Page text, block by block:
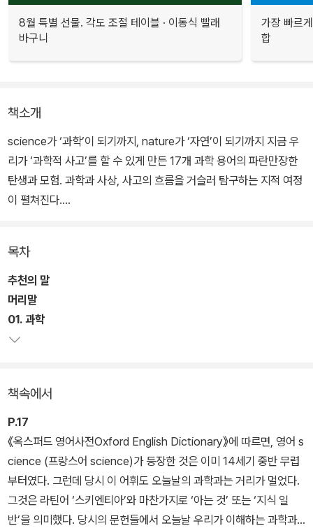
8월 특별 선물. 각도 조절 테이블 · 이동식 빨래
바구니
가장 빠르
합
책소개
science가 ‘과학’이 되기까지, nature가 ‘자연’이 되기까지 지금 우
리가 ‘과학적 사고’를 할 수 있게 만든 17개 과학 용어의 파란만장한
탄생과 모험. 과학과 사상, 사고의 흐름을 거슬러 탐구하는 지적 여정
이 펼쳐진다.
기원을 탐구한다. 우리가 ‘물려받은’ 사유의 틀이 어떻게 만들어지고
전파되었는지, 그 어휘가 우리의 사고 체계와 세계관을 형성하는 데
어떤 영향을 미쳤는지 추적한다. 우리는 부족한 사료와 유구한 시간
을 넘어 먼 과거의 어휘를 추적할 수는 없다. 그러나 근대에 과학과 관
련된 어휘가 새롭게 탄생하고 번역되는 과정을 살피는 것은 가능하
새로운 어휘가 번역되어 들어오면서 동아시아의 언어와 문화, 개념이
그 수용체로 활용될 수밖에 없었음을 생각할 때, 이는 서구의 과학적
개념이 동아시아의 전통적인 사상과 마주치면서 발생한 마찰을 관찰
하는 일이기도 하다. 그리고 이는 헤겔이 말하는 변증법적 사유에서
이야기하는 것과 같이, 서로 다른 사상이 부딪히면서 작금의 사고 체
계가 만들어진 새로운 탄생의 과정이기도 했다. 우리가 지금 이 책에
서 들여다보고자 하는 것은 바로 그 현장이다.
목차
추천의 말
머리말
01. 과학
책속에서
P.17
《옥스퍼드 영어사전Oxford English Dictionary》에 따르면, 영어 s
cience (프랑스어 science)가 등장한 것은 이미 14세기 중반 무렵
부터였다. 그런데 당시 이 어휘도 오늘날의 과학과는 거리가 멀었다.
그것은 라틴어 ‘스키엔티아’와 마찬가지로 ‘아는 것’ 또는 ‘지식 일
반’을 의미했다. 당시의 문헌들에서 오늘날 우리가 이해하는 과학과